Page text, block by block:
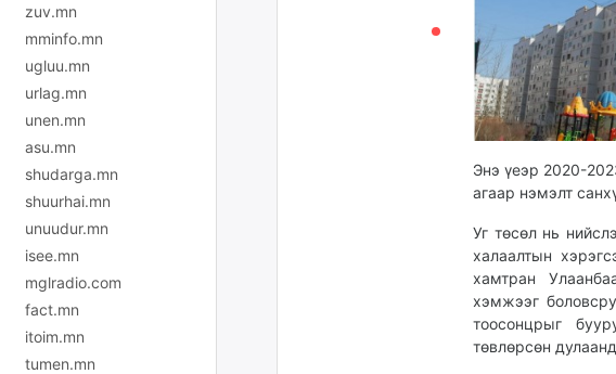
zuv.mn
mminfo.mn
ugluu.mn
urlag.mn
unen.mn
asu.mn
shudarga.mn
shuurhai.mn
unuudur.mn
isee.mn
mglradio.com
fact.mn
itoim.mn
tumen.mn
Энэ үеэр 2020-
агаар нэмэлт
Уг төсөл нь
халаалтын
хамтран
хэмжээг
тоосонцрыг
төвлөрсөн